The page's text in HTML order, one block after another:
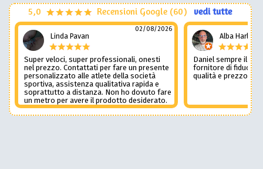
5,0 Recensioni Google (60) vedi tutte
Linda Pavan
02/08/2026
Super veloci, super professionali, onesti
nel prezzo. Contattati per fare un presente
personalizzato alle atlete della società
sportiva, assistenza qualitativa rapida e
soprattutto a distanza. Non ho dovuto fare
un metro per avere il prodotto desiderato.
Una assistenza del genere è rara e
preziosa. Credo li contatterò ancora in
Alba Harley
Daniel sempre il
fornitore di fiducia
qualità e prezzo